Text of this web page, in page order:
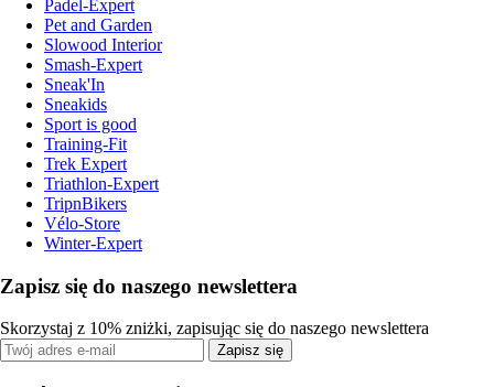
Padel-Expert
Pet and Garden
Slowood Interior
Smash-Expert
Sneak'In
Sneakids
Sport is good
Training-Fit
Trek Expert
Triathlon-Expert
TripnBikers
Vélo-Store
Winter-Expert
Zapisz się do naszego newslettera
Skorzystaj z 10% zniżki, zapisując się do naszego newslettera
Zapisz się